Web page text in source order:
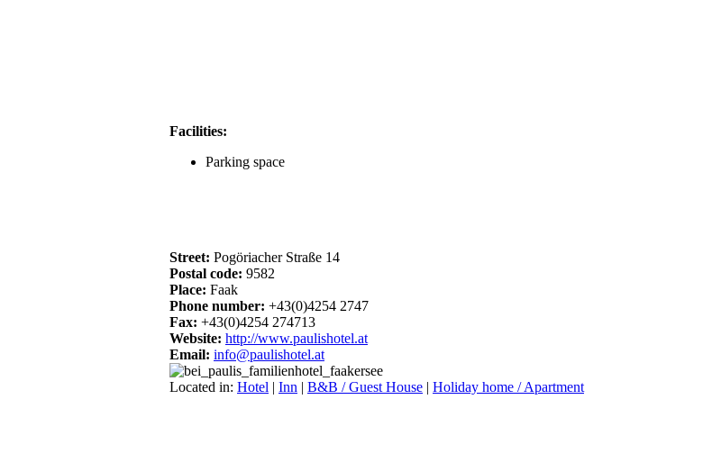
Facilities:
Parking space
Street: Pogöriacher Straße 14
Postal code: 9582
Place: Faak
Phone number: +43(0)4254 2747
Fax: +43(0)4254 274713
Website: http://www.paulishotel.at
Email: info@paulishotel.at
Located in: Hotel | Inn | B&B / Guest House | Holiday home / Apartment